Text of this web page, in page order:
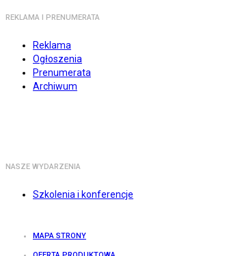
REKLAMA I PRENUMERATA
Reklama
Ogłoszenia
Prenumerata
Archiwum
NASZE WYDARZENIA
Szkolenia i konferencje
MAPA STRONY